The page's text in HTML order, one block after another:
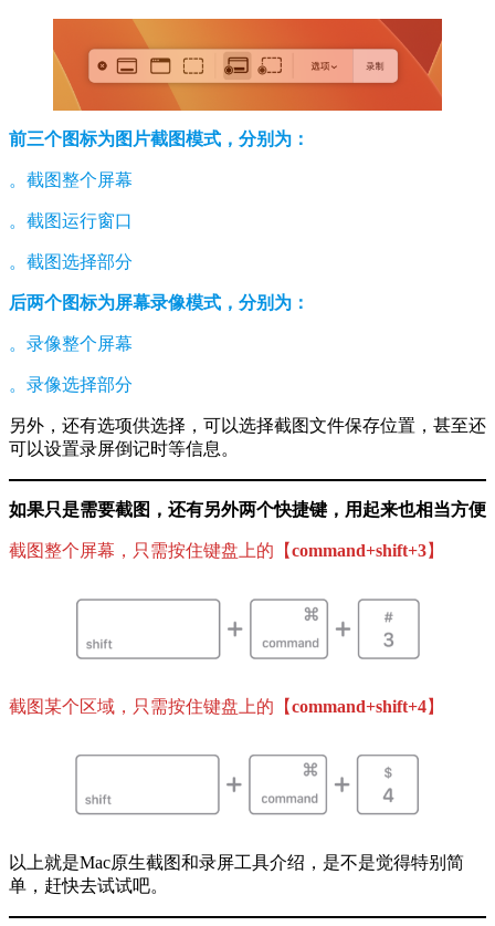
前三个图标为图片截图模式，分别为：
。截图整个屏幕
。截图运行窗口
。截图选择部分
后两个图标为屏幕录像模式，分别为：
。录像整个屏幕
。录像选择部分
另外，还有选项供选择，可以选择截图文件保存位置，甚至还
可以设置录屏倒记时等信息。
如果只是需要截图，还有另外两个快捷键，用起来也相当方便
截图整个屏幕，只需按住键盘上的【command+shift+3】
截图某个区域，只需按住键盘上的【command+shift+4】
以上就是Mac原生截图和录屏工具介绍，是不是觉得特别简
单，赶快去试试吧。